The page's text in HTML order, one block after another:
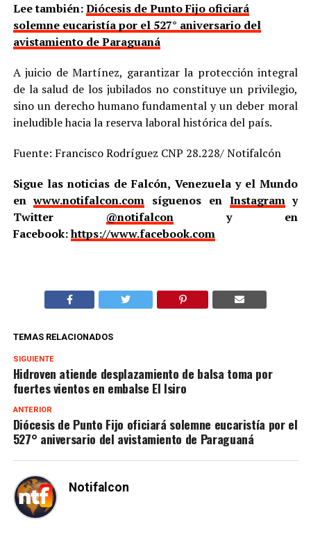
Lee también:Diócesis de Punto Fijo oficiará
solemne eucaristía por el 527° aniversario del
avistamiento de Paraguaná
A juicio de Martínez, garantizar la protección integral
de la salud de los jubilados no constituye un privilegio,
sino un derecho humano fundamental y un deber moral
ineludible hacia la reserva laboral histórica del país.
Fuente: Francisco Rodríguez CNP 28.228/ Notifalcón
Sigue las noticias de Falcón, Venezuela y el Mundo
enwww.notifalcon.com síguenos en Instagramy
Twitter @notifalcony en
Facebook:https://www.facebook.com
TEMAS RELACIONADOS
SIGUIENTE
Hidroven atiende desplazamiento de balsa toma por
fuertes vientos en embalse El Isiro
ANTERIOR
Diócesis de Punto Fijo oficiará solemne eucaristía por el
527° aniversario del avistamiento de Paraguaná
Notifalcon